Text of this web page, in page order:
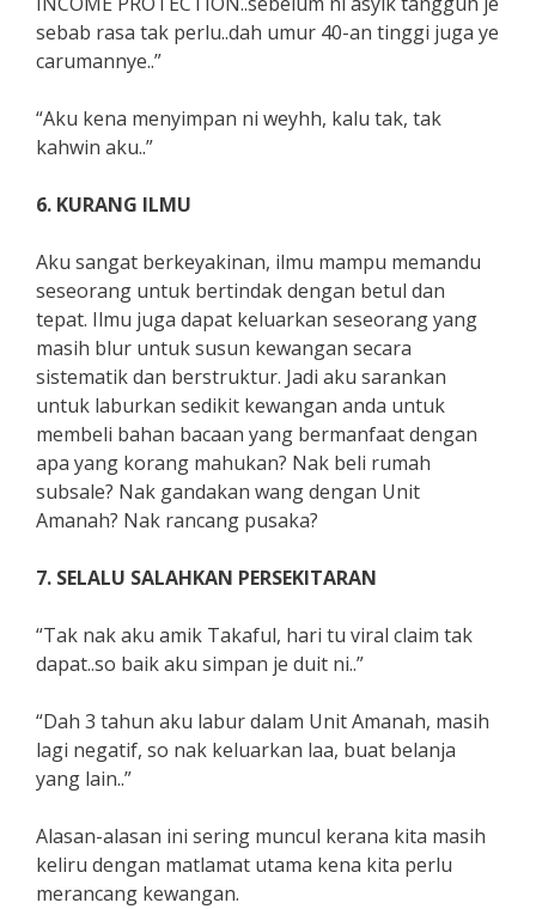
sebab rasa tak perlu..dah umur 40-an tinggi juga ye
carumannye..”
“Aku kena menyimpan ni weyhh, kalu tak, tak
kahwin aku..”
6. KURANG ILMU
Aku sangat berkeyakinan, ilmu mampu memandu
seseorang untuk bertindak dengan betul dan
tepat. Ilmu juga dapat keluarkan seseorang yang
masih blur untuk susun kewangan secara
sistematik dan berstruktur. Jadi aku sarankan
untuk laburkan sedikit kewangan anda untuk
membeli bahan bacaan yang bermanfaat dengan
apa yang korang mahukan? Nak beli rumah
subsale? Nak gandakan wang dengan Unit
Amanah? Nak rancang pusaka?
7. SELALU SALAHKAN PERSEKITARAN
“Tak nak aku amik Takaful, hari tu viral claim tak
dapat..so baik aku simpan je duit ni..”
“Dah 3 tahun aku labur dalam Unit Amanah, masih
lagi negatif, so nak keluarkan laa, buat belanja
yang lain..”
Alasan-alasan ini sering muncul kerana kita masih
keliru dengan matlamat utama kena kita perlu
merancang kewangan.